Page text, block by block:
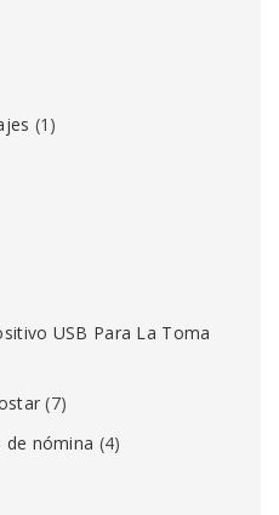
(1)
USB Para La Toma
(7)
de nómina (4)